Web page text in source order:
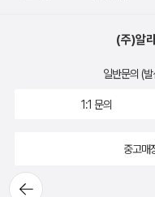
뒤로가
(주)알
일반문의 (
1:1 문의
중고매